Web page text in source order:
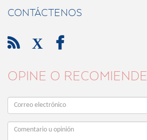
CONTÁCTENOS
 X 
OPINE O RECOMIENDE